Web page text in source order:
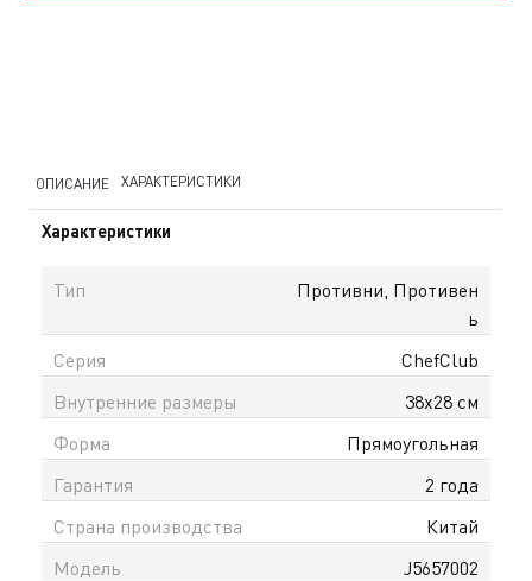
ОПИСАНИЕ ХАРАКТЕРИСТИКИ
Характеристики
Тип
Противни, Противен
ь
Серия
ChefСlub
Внутренние размеры
38х28 см
Форма
Прямоугольная
Гарантия
2 года
Страна производства
Китай
Модель
J5657002